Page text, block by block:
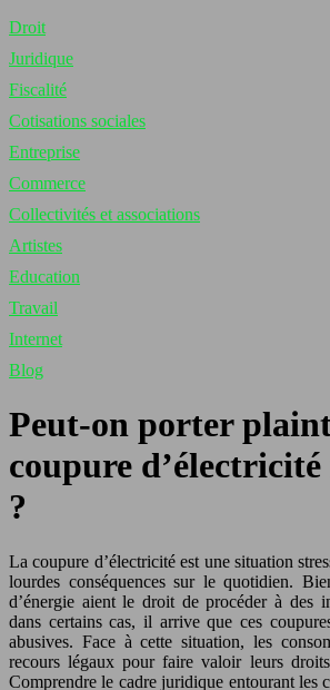
Droit
Juridique
Fiscalité
Cotisations sociales
Entreprise
Commerce
Collectivités et associations
Artistes
Education
Travail
Internet
Blog
Peut-on porter
coupure
?
La coupure d’électricité est une situation
lourdes conséquences sur le quotidien.
d’énergie aient le droit de procéder à des
dans certains cas, il arrive que ces
abusives. Face à cette situation, les
recours légaux pour faire valoir leurs
Comprendre le cadre juridique entourant les